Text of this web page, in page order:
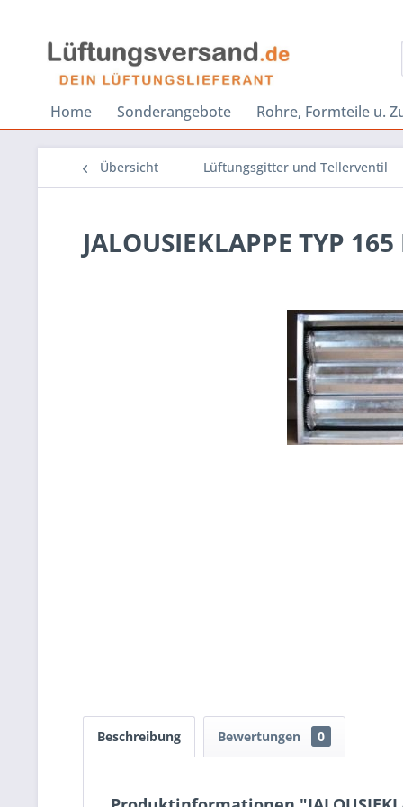
Home Sonderangebote Rohre, Formteile u.
Übersicht Lüftungsgitter und Tellerventil
JALOUSIEKLAPPE TYP
Beschreibung Bewertungen 0